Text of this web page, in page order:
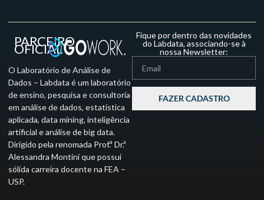
PARCEIRO
OFICIAL
O Laboratório de Análise de
Dados – Labdata é um laboratório
de ensino, pesquisa e consultoria
em análise de dados, estatística
aplicada, data mining, inteligência
artificial e análise de big data.
Dirigido pela renomada Prof.ª Dr.ª
Alessandra Montini que possui
sólida carreira docente na FEA –
USP.
Fique por dentro das novidades
do Labdata, associando-se à
nossa Newsletter:
FAZER CADASTRO